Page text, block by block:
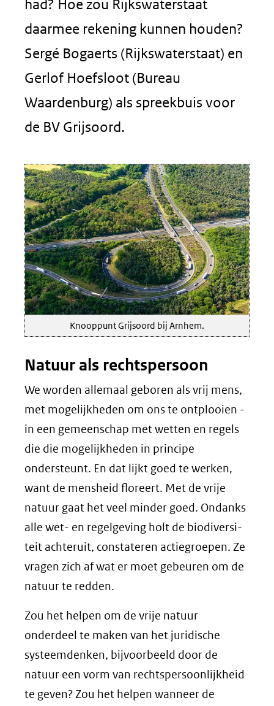
had? Hoe zou Rijkswaterstaat
daarmee rekening kunnen houden?
Sergé Bogaerts (Rijkswaterstaat) en
Gerlof Hoefsloot (Bureau
Waardenburg) als spreekbuis voor
de BV Grijsoord.
Knooppunt Grijsoord bij Arnhem.
Natuur als rechtspersoon
We worden allemaal geboren als vrij mens,
met mogelijkheden om ons te ontplooien -
in een gemeenschap met wetten en regels
die die mogelijk­heden in principe
ondersteunt. En dat lijkt goed te werken,
want de mensheid floreert. Met de vrije
natuur gaat het veel minder goed. Ondanks
alle wet- en regelgeving holt de biodiversi­
teit achteruit, constateren actie­groepen. Ze
vragen zich af wat er moet gebeuren om de
natuur te redden.
Zou het helpen om de vrije natuur
onderdeel te maken van het juridische
systeemdenken, bijvoorbeeld door de
natuur een vorm van rechtspersoonlijkheid
te geven? Zou het helpen wanneer de